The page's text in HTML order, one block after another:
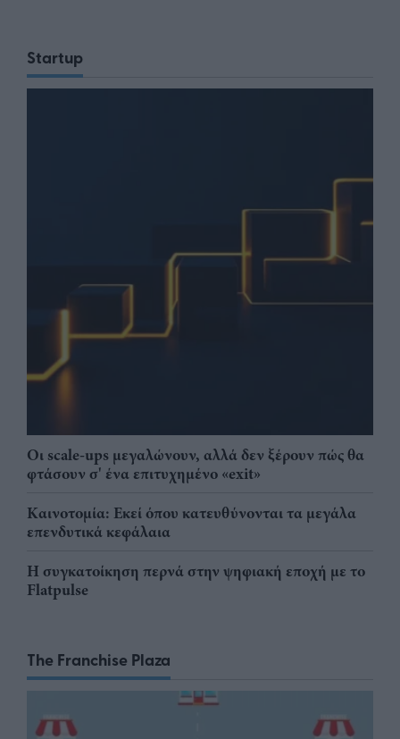
Startup
Οι scale-ups μεγαλώνουν, αλλά δεν ξέρουν πώς θα
φτάσουν σ' ένα επιτυχημένο «exit»
Καινοτομία: Εκεί όπου κατευθύνονται τα μεγάλα
επενδυτικά κεφάλαια
Η συγκατοίκηση περνά στην ψηφιακή εποχή με το
Flatpulse
The Franchise Plaza